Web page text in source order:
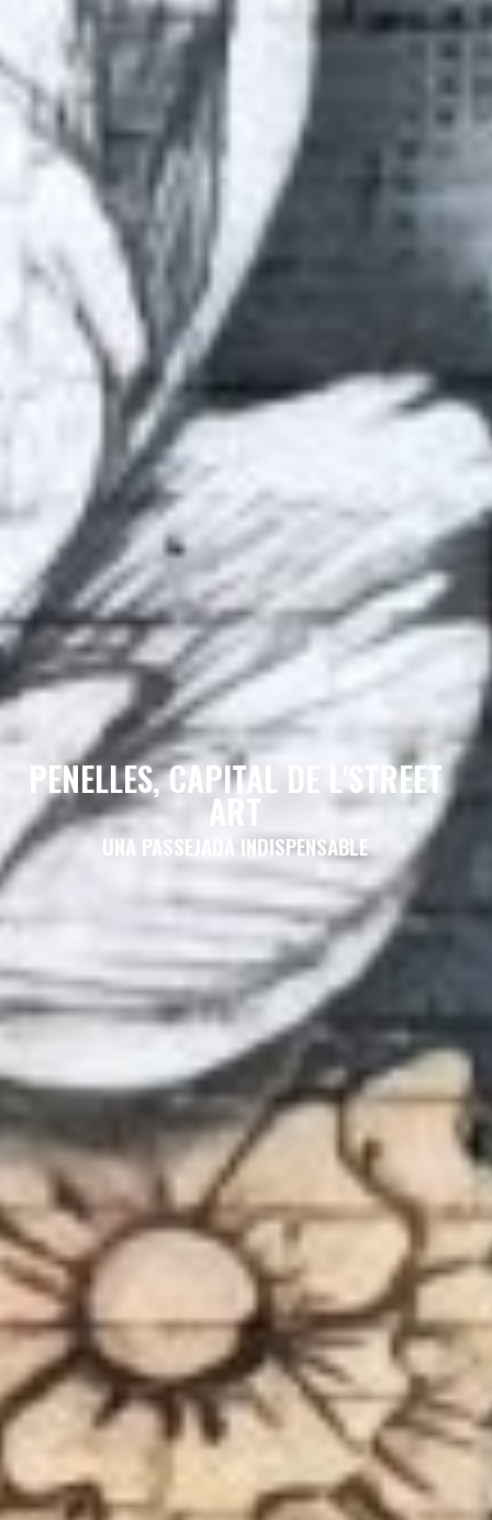
PENELLES, CAPITAL DE L'STREET
ART
UNA PASSEJADA INDISPENSABLE